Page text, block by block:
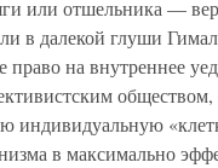
или отшельника —
в далекой глуши
на внутреннее
индивидуальную
в максимально